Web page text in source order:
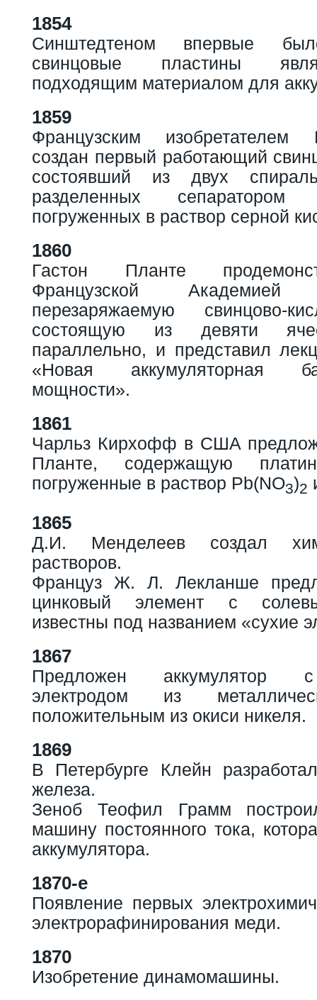
1854
Синштедтеном впервые
свинцовые пластины
подходящим материалом для
1859
Французским изобретателем
создан первый работающий
состоявший из двух
разделенных
погруженных в раствор серной
1860
Гастон Планте
Французской
перезаряжаемую свинцово-
состоящую из девяти
параллельно, и представил
«Новая аккумуляторная
мощности».
1861
Чарльз Кирхофф в США
Планте, содержащую
погруженные в раствор Pb(NO3)2
1865
Д.И. Менделеев создал
растворов.
Француз Ж. Л. Лекланше
цинковый элемент с
известны под названием «сухие
1867
Предложен аккумулятор с
электродом из
положительным из окиси никеля.
1869
В Петербурге Клейн
железа.
Зеноб Теофил Грамм
машину постоянного тока,
аккумулятора.
1870-е
Появление первых
электрорафинирования меди.
1870
Изобретение динамомашины.